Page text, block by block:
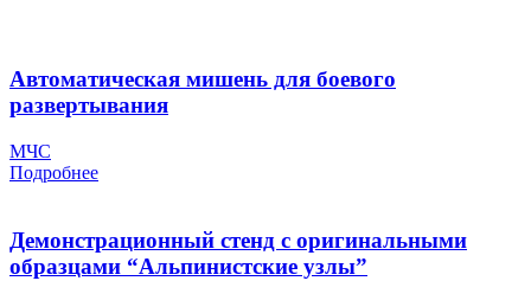
Автоматическая мишень для боевого
развертывания
МЧС
Подробнее
Демонстрационный стенд с оригинальными
образцами “Альпинистские узлы”